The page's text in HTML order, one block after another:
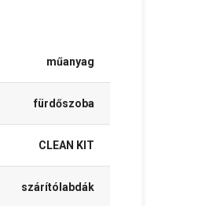
műanyag
fürdőszoba
CLEAN KIT
szárítólabdák